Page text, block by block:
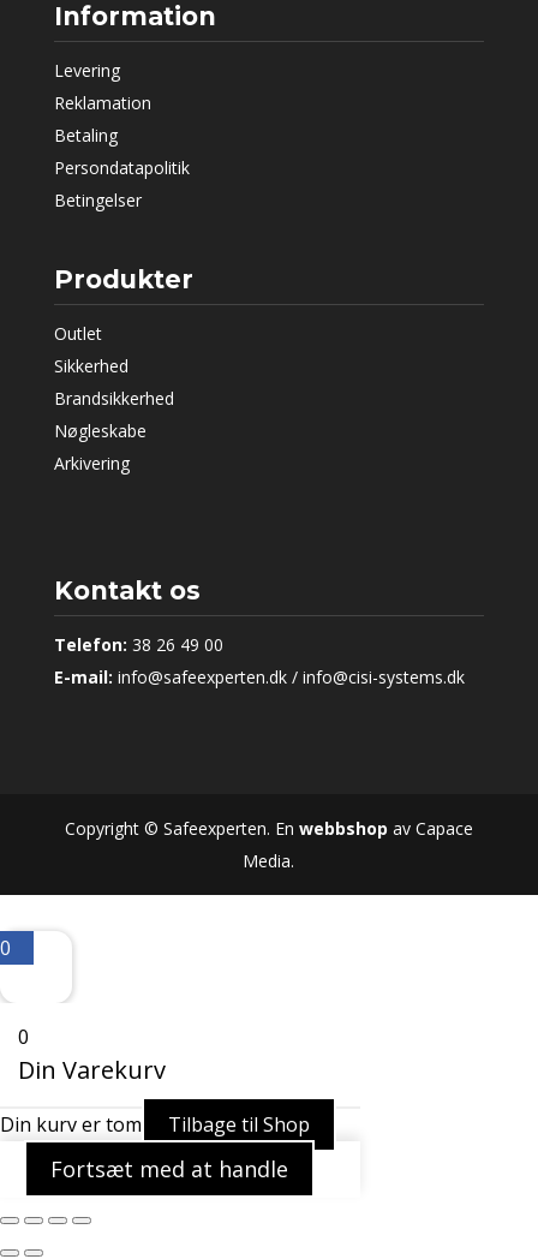
Information
Levering
Reklamation
Betaling
Persondatapolitik
Betingelser
Produkter
Outlet
Sikkerhed
Brandsikkerhed
Nøgleskabe
Arkivering
Kontakt os
Telefon: 38 26 49 00
E-mail: info@safeexperten.dk / info@cisi-systems.dk
Copyright © Safeexperten. En webbshop av Capace
Media.
0
0
Din Varekurv
Din kurv er tom Tilbage til Shop
Fortsæt med at handle